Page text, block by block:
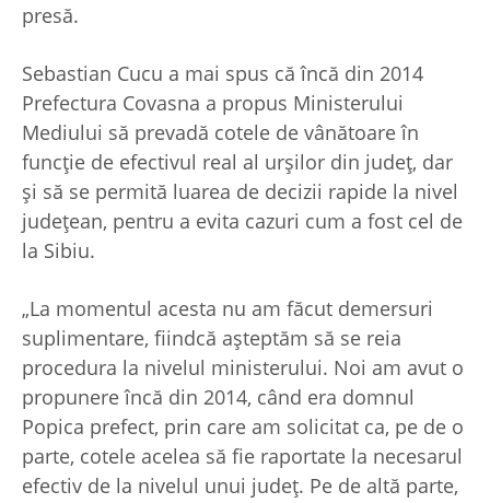
presă.
Sebastian Cucu a mai spus că încă din 2014
Prefectura Covasna a propus Ministerului
Mediului să prevadă cotele de vânătoare în
funcţie de efectivul real al urşilor din judeţ, dar
şi să se permită luarea de decizii rapide la nivel
judeţean, pentru a evita cazuri cum a fost cel de
la Sibiu.
„La momentul acesta nu am făcut demersuri
suplimentare, fiindcă așteptăm să se reia
procedura la nivelul ministerului. Noi am avut o
propunere încă din 2014, când era domnul
Popica prefect, prin care am solicitat ca, pe de o
parte, cotele acelea să fie raportate la necesarul
efectiv de la nivelul unui județ. Pe de altă parte,